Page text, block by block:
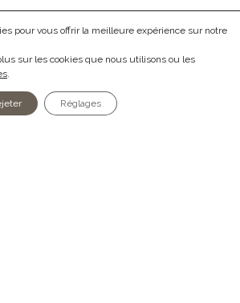
pour vous offrir la meilleure expérience sur notre
sur les cookies que nous utilisons ou les
.
Réglages